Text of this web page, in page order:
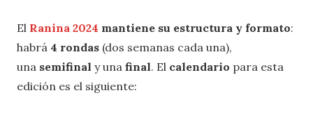
El Ranina 2024 mantiene su estructura y formato:
habrá 4 rondas (dos semanas cada una),
una semifinal y una final. El calendario para esta
edición es el siguiente: